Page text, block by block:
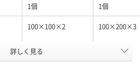
1個 1個
100×100×2 100×200×3
男
スタンドタ
付
詳しく見る